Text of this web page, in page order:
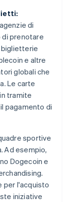
di
prenotare
e altre
globali che
Le carte
tramite
pagamento di
sportive
Ad esempio,
Dogecoin e
per l'acquisto
iniziative